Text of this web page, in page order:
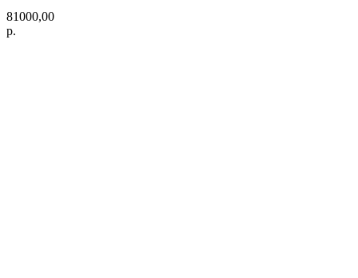
81000,00
р.